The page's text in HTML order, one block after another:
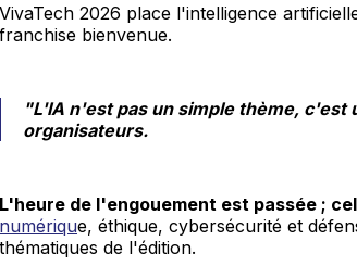
VivaTech 2026 place l'intelligence
franchise bienvenue.
"L'IA n'est pas un simple thème,
organisateurs.
L'heure de l'engouement est passée ;
numérique, éthique, cybersécurité et
thématiques de l'édition.